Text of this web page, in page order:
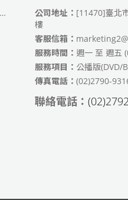
(349)
公司地址： [11470]臺北
樓
客服信箱：
服務時間： 週一 至 週五
服務項目： 公播版(DVD/
傳真電話： (02)2790-
聯絡電話：